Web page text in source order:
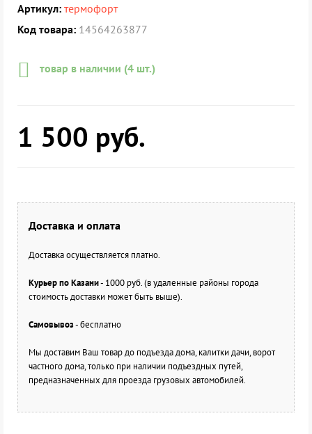
Артикул: термофорт
Код товара: 14564263877
товар в наличии (4 шт.)
1 500 руб.
Доставка и оплата
Доставка осуществляется платно.
Курьер по Казани- 1000 руб. (в удаленные районы города
стоимость доставки может быть выше).
Самовывоз- бесплатно
Мы доставим Ваш товар до подъезда дома, калитки дачи, ворот
частного дома, только при наличии подъездных путей,
предназначенных для проезда грузовых автомобилей.